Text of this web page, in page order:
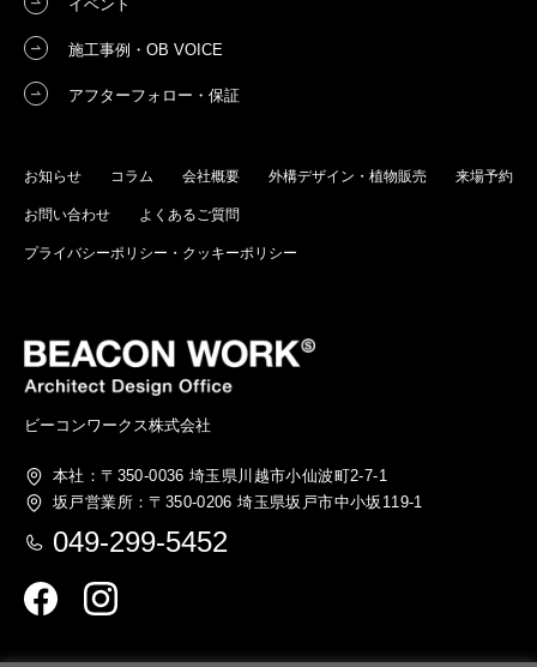
ビーコンワークス株式会社
本社：〒350-0036 埼玉県川越市小仙波町2-7-1
坂戸営業所：〒350-0206 埼玉県坂戸市中小坂119-1
049-299-5452
イベント
施工事例・OB VOICE
アフターフォロー・保証
お知らせ コラム 会社概要 外構デザイン・植物販売 来場予約
お問い合わせ よくあるご質問
プライバシーポリシー・クッキーポリシー